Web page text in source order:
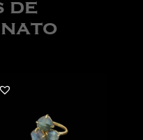
de